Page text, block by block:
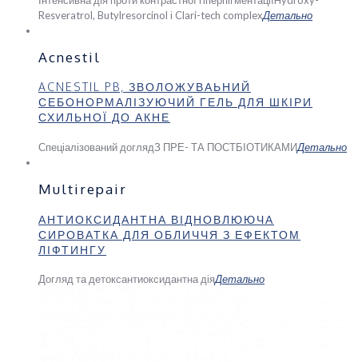
Resveratrol, Butylresorcinol і Clari-tech complexДетально
Acnestil
ACNESTIL PB, ЗВОЛОЖУВАЬНИЙ
СЕБОНОРМАЛІЗУЮЧИЙ ГЕЛЬ ДЛЯ ШКІРИ
СХИЛЬНОЇ ДО АКНЕ
Спеціалізований доглядЗ ПРЕ- ТА ПОСТБІОТИКАМИДетально
Multirepair
АНТИОКСИДАНТНА ВІДНОВЛЮЮЧА
СИРОВАТКА ДЛЯ ОБЛИЧЧЯ З ЕФЕКТОМ
ЛІФТИНГУ
Догляд та детоксантиоксидантна діяДетально